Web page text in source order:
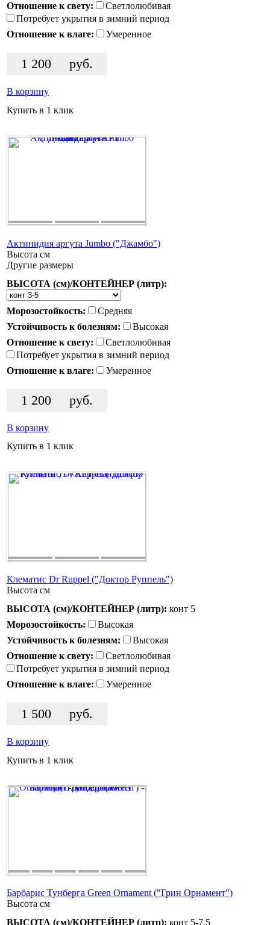
Отношение к свету:
Светлолюбивая
Потребует укрытия в зимний период
Отношение к влаге:
Умеренное
1 200 руб.
В корзину
Купить в 1 клик
Актинидия аргута Jumbo ("Джамбо")
Высота см
Другие размеры
ВЫСОТА (см)/КОНТЕЙНЕР (литр):
Морозостойкость:
Средняя
Устойчивость к болезням:
Высокая
Отношение к свету:
Светлолюбивая
Потребует укрытия в зимний период
Отношение к влаге:
Умеренное
1 200 руб.
В корзину
Купить в 1 клик
Клематис Dr Ruppel ("Доктор Руппель")
Высота см
ВЫСОТА (см)/КОНТЕЙНЕР (литр): конт 5
Морозостойкость:
Высокая
Устойчивость к болезням:
Высокая
Отношение к свету:
Светлолюбивая
Потребует укрытия в зимний период
Отношение к влаге:
Умеренное
1 500 руб.
В корзину
Купить в 1 клик
Барбарис Тунберга Green Ornament ("Грин Орнамент")
Высота см
ВЫСОТА (см)/КОНТЕЙНЕР (литр): конт 5-7,5